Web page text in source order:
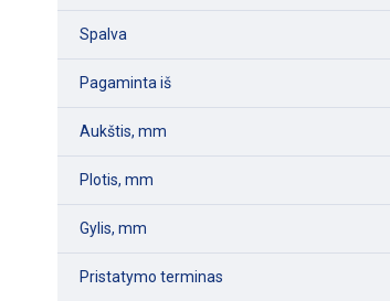
Spalva
Pagaminta iš
Aukštis, mm
Plotis, mm
Gylis, mm
Pristatymo terminas